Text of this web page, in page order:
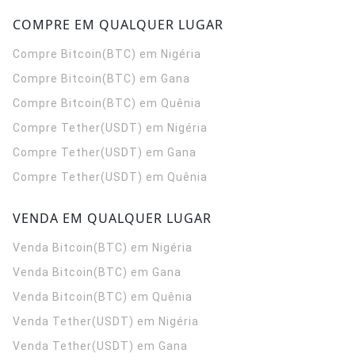
COMPRE EM QUALQUER LUGAR
Compre Bitcoin(BTC) em Nigéria
Compre Bitcoin(BTC) em Gana
Compre Bitcoin(BTC) em Quênia
Compre Tether(USDT) em Nigéria
Compre Tether(USDT) em Gana
Compre Tether(USDT) em Quênia
VENDA EM QUALQUER LUGAR
Venda Bitcoin(BTC) em Nigéria
Venda Bitcoin(BTC) em Gana
Venda Bitcoin(BTC) em Quênia
Venda Tether(USDT) em Nigéria
Venda Tether(USDT) em Gana